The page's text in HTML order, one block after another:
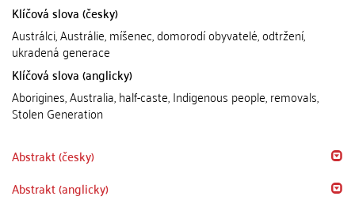
Klíčová slova (česky)
Austrálci, Austrálie, míšenec, domorodí obyvatelé, odtržení,
ukradená generace
Klíčová slova (anglicky)
Aborigines, Australia, half-caste, Indigenous people, removals,
Stolen Generation
Abstrakt (česky)
Abstrakt (anglicky)